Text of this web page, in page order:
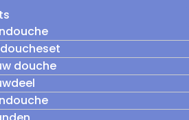
douche